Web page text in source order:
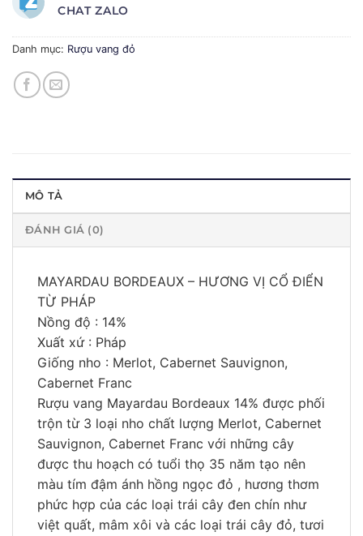
CHAT ZALO
Danh mục: Rượu vang đỏ
MÔ TẢ
ĐÁNH GIÁ (0)
MAYARDAU BORDEAUX – HƯƠNG VỊ CỔ ĐIỂN
TỪ PHÁP
Nồng độ : 14%
Xuất xứ : Pháp
Giống nho : Merlot, Cabernet Sauvignon,
Cabernet Franc
Rượu vang Mayardau Bordeaux 14% được phối
trộn từ 3 loại nho chất lượng Merlot, Cabernet
Sauvignon, Cabernet Franc với những cây
được thu hoạch có tuổi thọ 35 năm tạo nên
màu tím đậm ánh hồng ngọc đỏ , hương thơm
phức hợp của các loại trái cây đen chín như
việt quất, mâm xôi và các loại trái cây đỏ, tươi